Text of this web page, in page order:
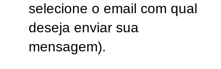
selecione o email com qual
deseja enviar sua
mensagem).